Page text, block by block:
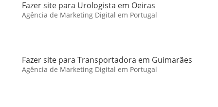
Fazer site para Urologista em Oeiras
Agência de Marketing Digital em Portugal
Fazer site para Transportadora em Guimarães
Agência de Marketing Digital em Portugal